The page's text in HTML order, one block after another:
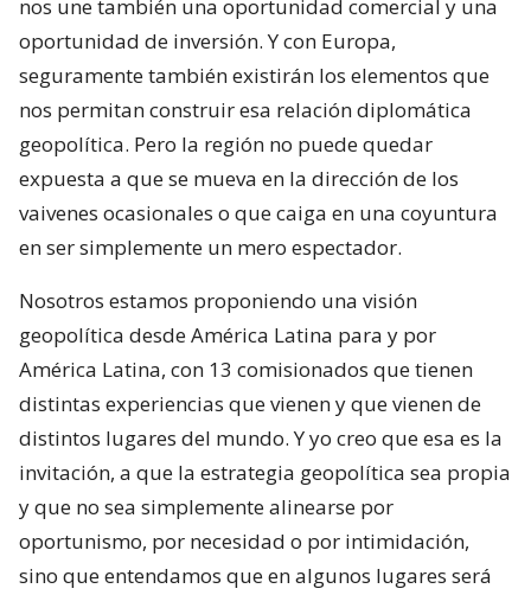
nos une también una oportunidad comercial y una
oportunidad de inversión. Y con Europa,
seguramente también existirán los elementos que
nos permitan construir esa relación diplomática
geopolítica. Pero la región no puede quedar
expuesta a que se mueva en la dirección de los
vaivenes ocasionales o que caiga en una coyuntura
en ser simplemente un mero espectador.
Nosotros estamos proponiendo una visión
geopolítica desde América Latina para y por
América Latina, con 13 comisionados que tienen
distintas experiencias que vienen y que vienen de
distintos lugares del mundo. Y yo creo que esa es la
invitación, a que la estrategia geopolítica sea propia
y que no sea simplemente alinearse por
oportunismo, por necesidad o por intimidación,
sino que entendamos que en algunos lugares será